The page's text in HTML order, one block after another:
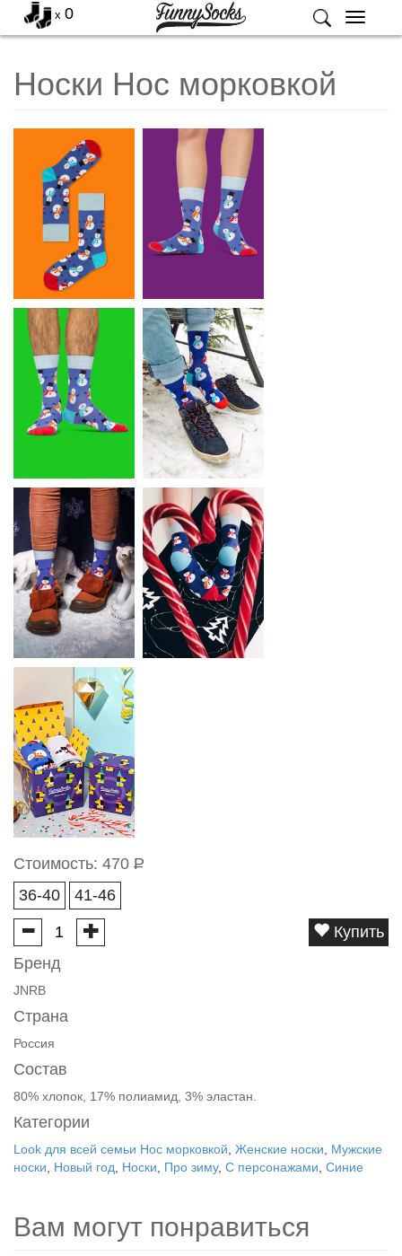
Меню
x 0
Носки Нос морковкой
Стоимость: 470 Р
36-40
41-46
Купить
Бренд
JNRB
Страна
Россия
Состав
80% хлопок, 17% полиамид, 3% эластан.
Категории
Look для всей семьи Нос морковкой Женские носки
Мужские
носки
Новый год Носки Про зиму, С персонажами Синие
Вам могут понравиться